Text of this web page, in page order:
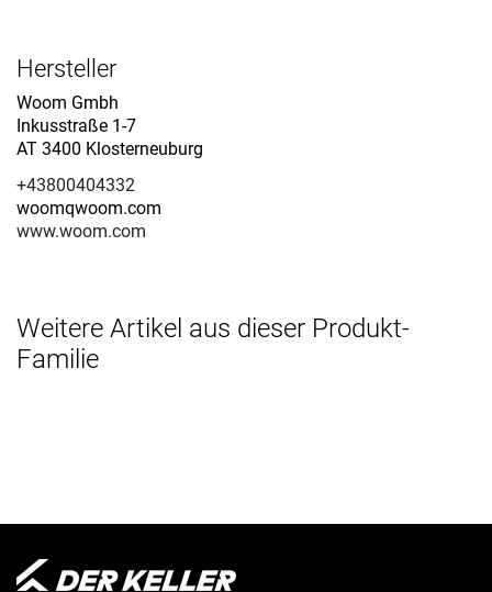
Hersteller
Woom Gmbh
Inkusstraße 1-7
AT 3400 Klosterneuburg
+43800404332
woomqwoom.com
www.woom.com
Weitere Artikel aus dieser Produkt-
Familie